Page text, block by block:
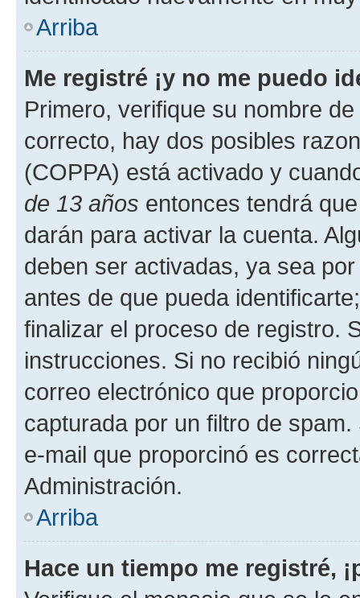
Arriba
Me registré ¡y no me puedo
Primero, verifique su nombre
correcto, hay dos posibles
(COPPA) está activado y
de 13 años entonces tendrá
darán para activar la cuenta.
deben ser activadas, ya sea
antes de que pueda
finalizar el proceso de registro.
instrucciones. Si no recibió
correo electrónico que
capturada por un filtro de
e-mail que proporcinó es
Administración.
Arriba
Hace un tiempo me registré,